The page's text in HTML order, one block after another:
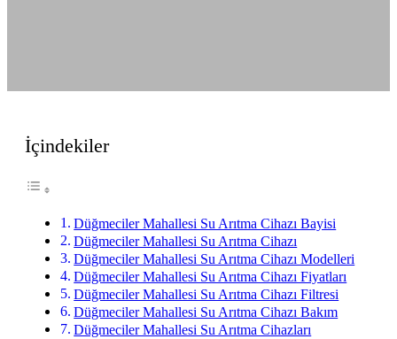
İçindekiler
Düğmeciler Mahallesi Su Arıtma Cihazı Bayisi
Düğmeciler Mahallesi Su Arıtma Cihazı
Düğmeciler Mahallesi Su Arıtma Cihazı Modelleri
Düğmeciler Mahallesi Su Arıtma Cihazı Fiyatları
Düğmeciler Mahallesi Su Arıtma Cihazı Filtresi
Düğmeciler Mahallesi Su Arıtma Cihazı Bakım
Düğmeciler Mahallesi Su Arıtma Cihazları